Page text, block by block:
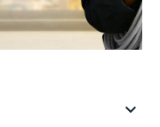
